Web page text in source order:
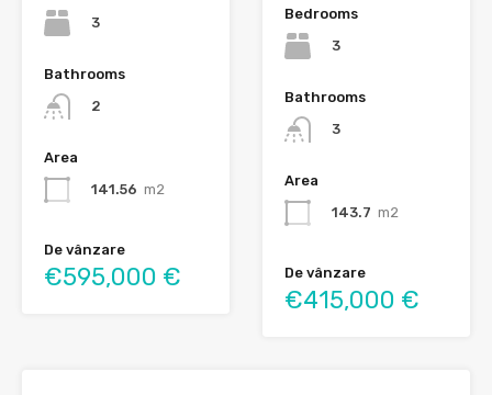
3
Bathrooms
2
Area
141.56 m2
De vânzare
€595,000 €
Bedrooms
3
Bathrooms
3
Area
143.7 m2
De vânzare
€415,000 €